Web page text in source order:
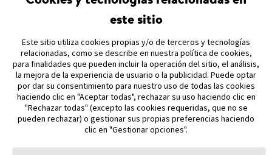
Volver A Las Preguntas Frecuentes
MAPA DEL SITIO
REFERENCIAS & AVISO LEGAL
CONTÁCTANOS
este sitio
Este sitio utiliza cookies propias y/o de terceros y tecnologías
relacionadas, como se describe en nuestra política de cookies,
para finalidades que pueden incluir la operación del sitio, el análisis,
la mejora de la experiencia de usuario o la publicidad. Puede optar
por dar su consentimiento para nuestro uso de todas las cookies
haciendo clic en "Aceptar todas", rechazar su uso haciendo clic en
"Rechazar todas" (excepto las cookies requeridas, que no se
pueden rechazar) o gestionar sus propias preferencias haciendo
clic en "Gestionar opciones".